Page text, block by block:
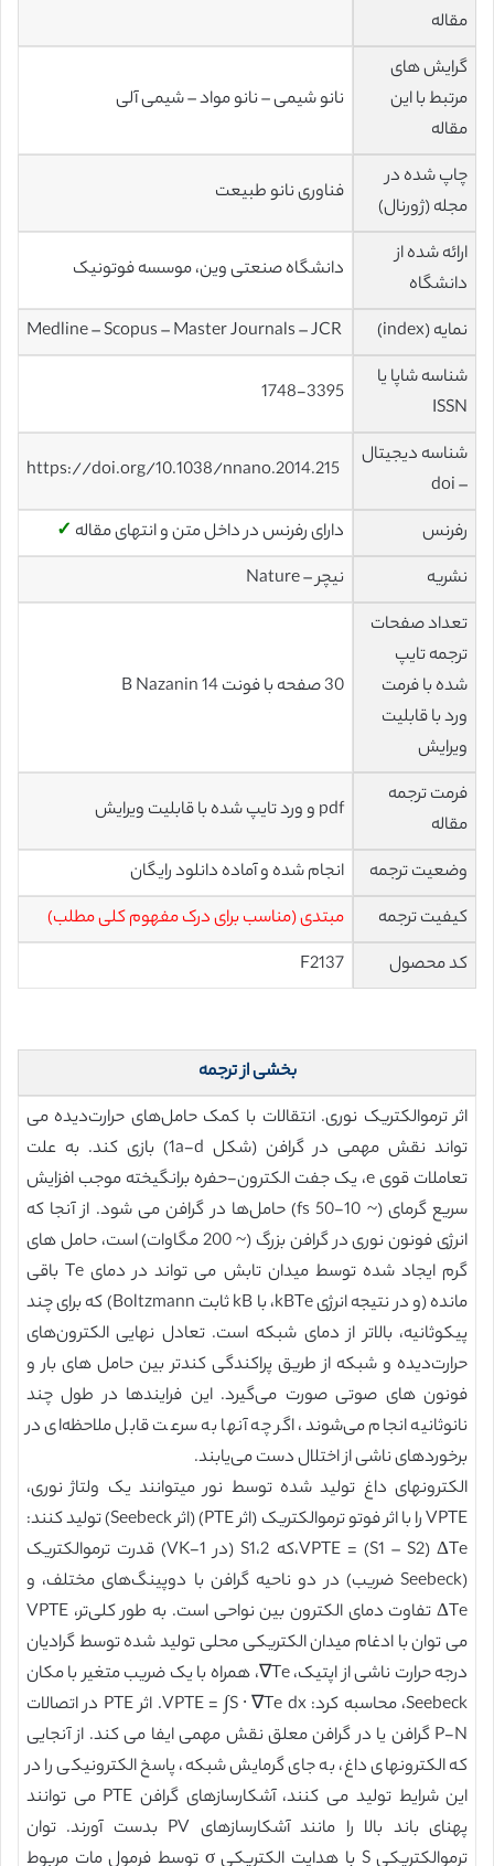
مقاله
گرایش های
مرتبط با این
مقاله
نانو شیمی – نانو مواد – شیمی آلی
چاپ شده در
مجله (ژورنال)
فناوری نانو طبیعت
ارائه شده از
دانشگاه
دانشگاه صنعتی وین، موسسه فوتونیک
نمایه (index)
Medline – Scopus – Master Journals – JCR
شناسه شاپا یا
ISSN
1748-3395
شناسه دیجیتال
– doi
https://doi.org/10.1038/nnano.2014.215
رفرنس دارای رفرنس در داخل متن و انتهای مقاله ✓
نشریه
نیچر – Nature
تعداد صفحات
ترجمه تایپ
شده با فرمت
ورد با قابلیت
ویرایش
30 صفحه با فونت 14 B Nazanin
فرمت ترجمه
مقاله
pdf و ورد تایپ شده با قابلیت ویرایش
وضعیت ترجمه
انجام شده و آماده دانلود رایگان
کیفیت ترجمه
مبتدی (مناسب برای درک مفهوم کلی مطلب)
کد محصول
F2137
بخشی از ترجمه
اثر ترموالکتریک نوری. انتقالات با کمک حامل‌های حرارت‌دیده می
تواند نقش مهمی در گرافن (شکل 1a-d) بازی کند. به علت
تعاملات قوی e، یک جفت الکترون-حفره برانگیخته موجب افزایش
سریع گرمای (~ 10-50 fs) حامل‌ها در گرافن می شود. از آنجا که
انرژی فونون نوری در گرافن بزرگ (~ 200 مگاوات) است، حامل های
گرم ایجاد شده توسط میدان تابش می تواند در دمای Te باقی
مانده (و در نتیجه انرژی kBTe، با kB ثابت Boltzmann) که برای چند
پیکوثانیه، بالاتر از دمای شبکه است. تعادل نهایی الکترون‌های
حرارت‌دیده و شبکه از طریق پراکندگی کندتر بین حامل های بار و
فونون های صوتی صورت می‌گیرد. این فرایندها در طول چند
نانوثانیه انجام می‌شوند، اگر چه آنها به سرعت قابل ملاحظه‌ای در
برخوردهای ناشی از اختلال دست می‌یابند.
الکترونهای داغ تولید شده توسط نور میتوانند یک ولتاژ نوری،
VPTE را با اثر فوتو ترموالکتریک (اثر PTE) (اثر Seebeck) تولید کنند:
VPTE = (S1 – S2) ΔTe،که S1،2 (در VK-1) قدرت ترموالکتریک
(Seebeck ضریب) در دو ناحیه گرافن با دوپینگ‌های مختلف، و
ΔTe تفاوت دمای الکترون بین نواحی است. به طور کلی‌تر، VPTE
می توان با ادغام میدان الکتریکی محلی تولید شده توسط گرادیان
درجه حرارت ناشی از اپتیک، Te∇، همراه با یک ضریب متغیر با مکان
Seebeck، محاسبه کرد: VPTE = ∫S ∙ ∇Te dx. اثر PTE در اتصالات
P-N گرافن یا در گرافن معلق نقش مهمی ایفا می کند. از آنجایی
که الکترونهای داغ، به جای گرمایش شبکه، پاسخ الکترونیکی را در
این شرایط تولید می کنند، آشکارسازهای گرافن PTE می توانند
پهنای باند بالا را مانند آشکارسازهای PV بدست آورند. توان
ترموالکتریکی S با هدايت الكتريكي σ توسط فرمول مات مربوط